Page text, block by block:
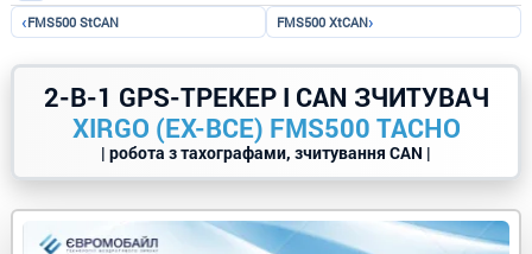
‹FMS500 StCAN FMS500 XtCAN›
2-В-1 GPS-ТРЕКЕР І CAN ЗЧИТУВАЧ
XIRGO (EX-BCE) FMS500 TACHO
| робота з тахографами, зчитування CAN |